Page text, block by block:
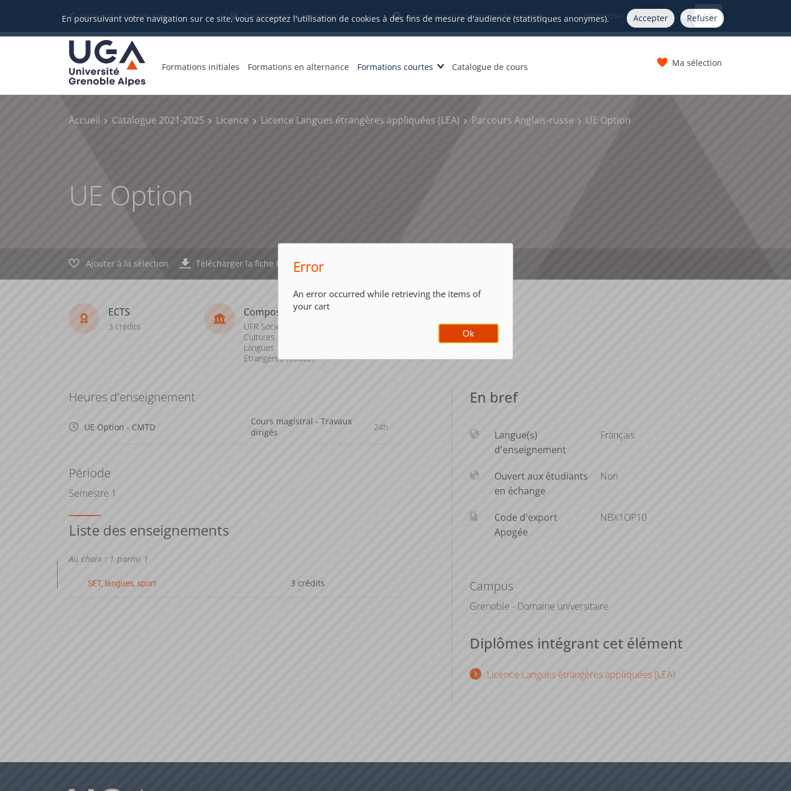
En poursuivant votre navigation sur ce site, vous acceptez l'utilisation de cookies à des fins de mesure d'audience (statistiques anonymes). Accepter Refuser
Université Grenoble Alpes Candidatures et inscriptions Orientation et insertion professionnelle FR
Formations initiales Formations en alternance Formations courtes Catalogue de cours Ma sélection
Accueil Catalogue 2021-2025 Licence Licence Langues étrangères appliquées (LEA) Parcours Anglais-russe UE Option
UE Option
Ajouter à la sélection Télécharger la fiche PDF
ECTS
3 crédits
Composante
UFR Sociétés,
Cultures et
Langues
Étrangères (SoCLE)
Heures d'enseignement
UE Option - CMTD
Cours magistral - Travaux
dirigés
24h
Période
Semestre 1
Liste des enseignements
Au choix : 1 parmi 1
SET, langues, sport 3 crédits
En bref
Langue(s)
d'enseignement
Français
Ouvert aux étudiants
en échange
Non
Code d'export
Apogée
NBX1OP10
Campus
Grenoble - Domaine universitaire
Diplômes intégrant cet élément
Licence Langues étrangères appliquées (LEA)
Error
An error occurred while retrieving the items of
your cart
Ok